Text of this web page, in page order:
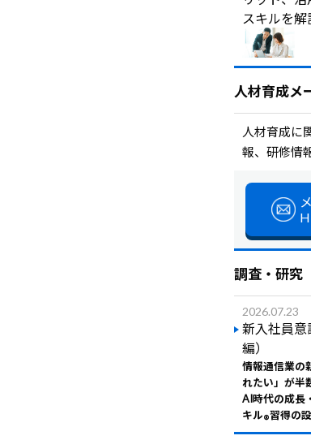
スキルを解
人材育成メ
人材育成に
報、研修情
調査・研究
2026.07.23
新入社員意
編）
情報通信業の
れたい」が半
AI時代の成長
キル®習得の